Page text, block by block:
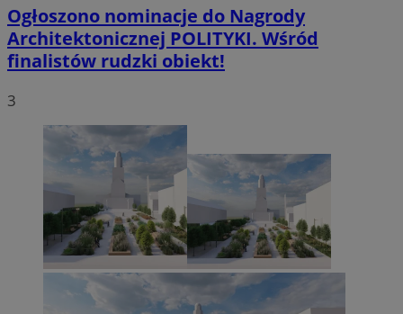
Ogłoszono nominacje do Nagrody
Architektonicznej POLITYKI. Wśród
finalistów rudzki obiekt!
3